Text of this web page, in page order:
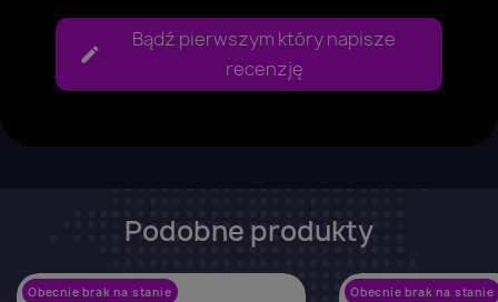
Bądź pierwszym który napisze
recenzję
Podobne produkty
Obecnie brak na stanie Obecnie brak na stanie